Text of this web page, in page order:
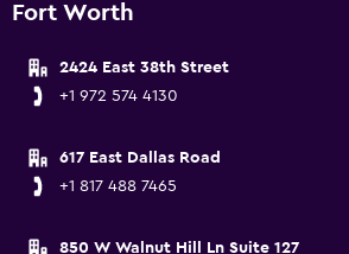
Fort Worth
2424 East 38th Street
+1 972 574 4130
617 East Dallas Road
+1 817 488 7465
850 W Walnut Hill Ln Suite 127